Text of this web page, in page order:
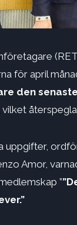
för april
den
uppgifter,
Amor,
”